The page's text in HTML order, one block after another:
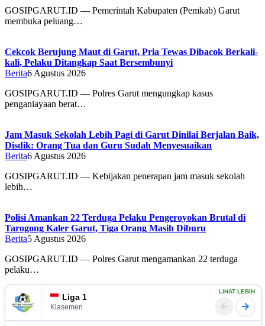
GOSIPGARUT.ID — Pemerintah Kabupaten (Pemkab) Garut
membuka peluang…
Cekcok Berujung Maut di Garut, Pria Tewas Dibacok Berkali-
kali, Pelaku Ditangkap Saat Bersembunyi
Berita6 Agustus 2026
GOSIPGARUT.ID — Polres Garut mengungkap kasus
penganiayaan berat…
Jam Masuk Sekolah Lebih Pagi di Garut Dinilai Berjalan Baik,
Disdik: Orang Tua dan Guru Sudah Menyesuaikan
Berita6 Agustus 2026
GOSIPGARUT.ID — Kebijakan penerapan jam masuk sekolah
lebih…
Polisi Amankan 22 Terduga Pelaku Pengeroyokan Brutal di
Tarogong Kaler Garut, Tiga Orang Masih Diburu
Berita5 Agustus 2026
GOSIPGARUT.ID — Polres Garut mengamankan 22 terduga
pelaku…
Liga 1
Klasemen
LIHAT LEBIH